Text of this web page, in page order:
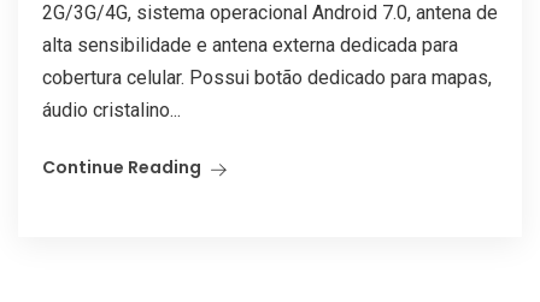
2G/3G/4G, sistema operacional Android 7.0, antena de
alta sensibilidade e antena externa dedicada para
cobertura celular. Possui botão dedicado para mapas,
áudio cristalino...
Continue Reading